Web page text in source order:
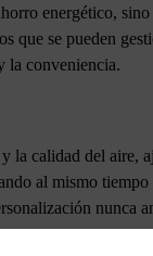
energético,
que se pueden
la conveniencia.
la calidad del aire,
al mismo tiempo
nunca